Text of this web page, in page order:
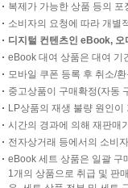
복제가 가능한 상품 등의
소비자의 요청에 따라 개별
디지털 컨텐츠인 eBook,
eBook 대여 상품은 대여 기
모바일 쿠폰 등록 후 취소/
중고상품이 구매확정(자동
LP상품의 재생 불량 원인
시간의 경과에 의해 재판매
전자상거래 등에서의 소비
eBook 세트 상품은 일괄 구
1개의 상품으로 취급 및 판